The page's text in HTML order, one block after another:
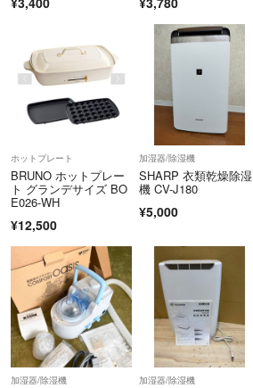
ホットプレート
BRUNO ホットプレー
ト グランデサイズ BO
E026-WH
¥12,500
加湿器/除湿機
SHARP 衣類乾燥除湿
機 CV-J180
¥5,000
加湿器/除湿機 加湿器/除湿機